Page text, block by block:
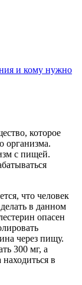
и кому нужно
которое
организма.
с пищей.
что человек
в данном
опасен
через пищу.
300 мг, а
в